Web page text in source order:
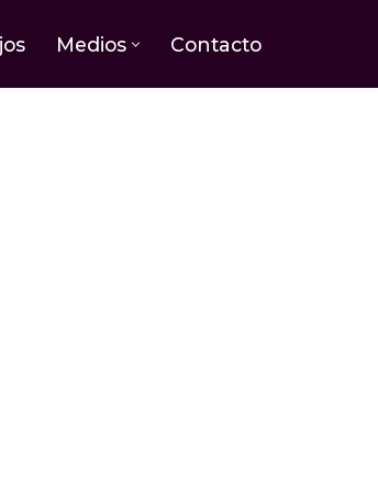
Medios Contacto